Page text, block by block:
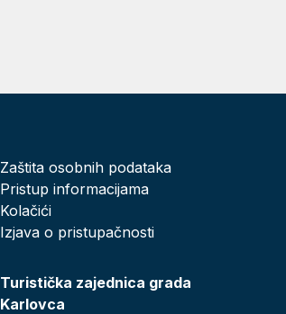
Zaštita osobnih podataka
Pristup informacijama
Kolačići
Izjava o pristupačnosti
Turistička zajednica grada
Karlovca